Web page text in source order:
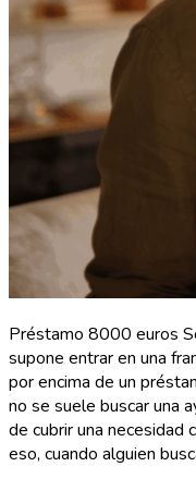
Préstamo 8000 euros
supone entrar en una
por encima de un
no se suele buscar una
de cubrir una necesidad
eso, cuando alguien